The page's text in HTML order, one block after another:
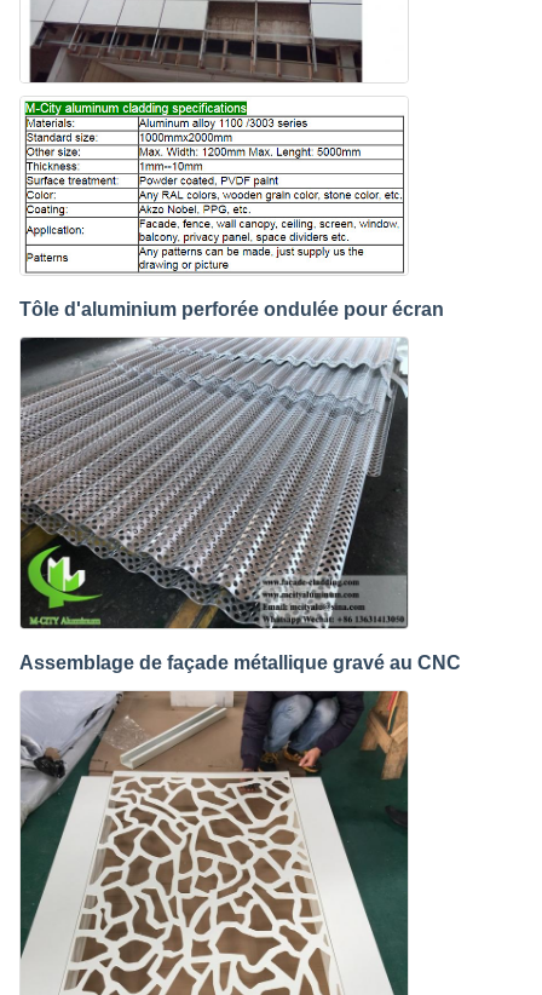
Tôle d'aluminium perforée ondulée pour écran
Assemblage de façade métallique gravé au CNC